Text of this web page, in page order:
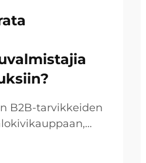
B2B-tarvikkeiden